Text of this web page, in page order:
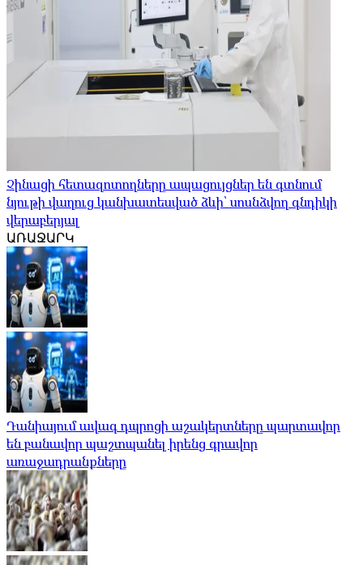
Չինացի հետազոտողները ապացույցներ են գտնում
նյութի վաղուց կանխատեսված ձևի՝ սոսնձվող գնդիկի
վերաբերյալ
ԱՌԱՋԱՐԿ
Դանիայում ավագ դպրոցի աշակերտները պարտավոր
են բանավոր պաշտպանել իրենց գրավոր
առաջադրանքները